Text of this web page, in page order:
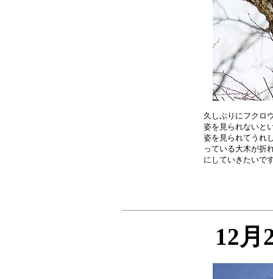
久しぶりにフクロ
姿を見られないと
姿を見られてうれ
っている大木が折
12月